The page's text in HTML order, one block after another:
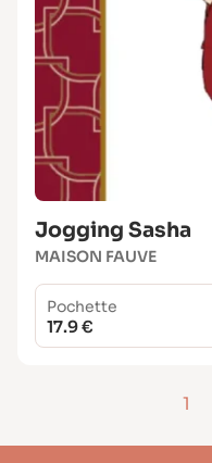
Jogging Sasha
MAISON FAUVE
Pochette
17.9 €
1